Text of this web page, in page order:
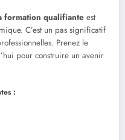
formation qualifiante est
C’est un pas significatif
Prenez le
pour construire un avenir
: